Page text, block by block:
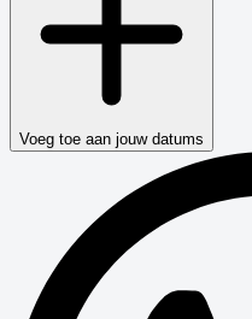
Voeg toe aan jouw datums